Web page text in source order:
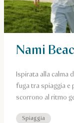
Spiaggia
Nami
Ispirata alla calma
fuga tra spiaggia e
scorrono al ritmo